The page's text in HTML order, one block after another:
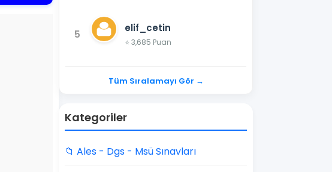
5 elif_cetin
⭐ 3,685 Puan
Tüm Sıralamayı Gör →
Kategoriler
📁 Ales - Dgs - Msü Sınavları